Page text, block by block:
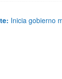
Inicia gobierno